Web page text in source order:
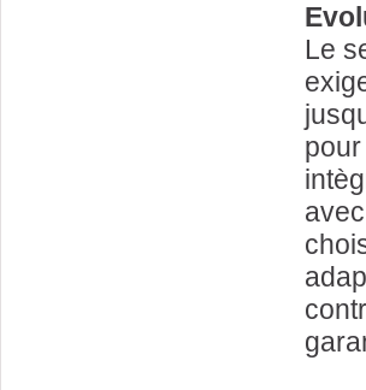
Le